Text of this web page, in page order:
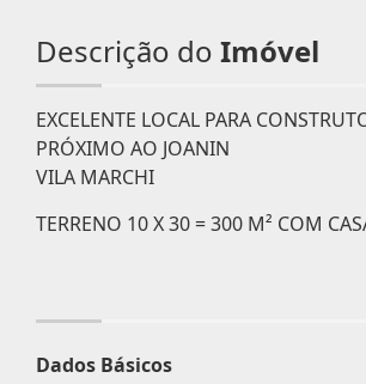
Descrição do Imóvel
EXCELENTE LOCAL PARA
PRÓXIMO AO JOANIN
VILA MARCHI
TERRENO 10 X 30 = 300 M² COM
Dados Básicos